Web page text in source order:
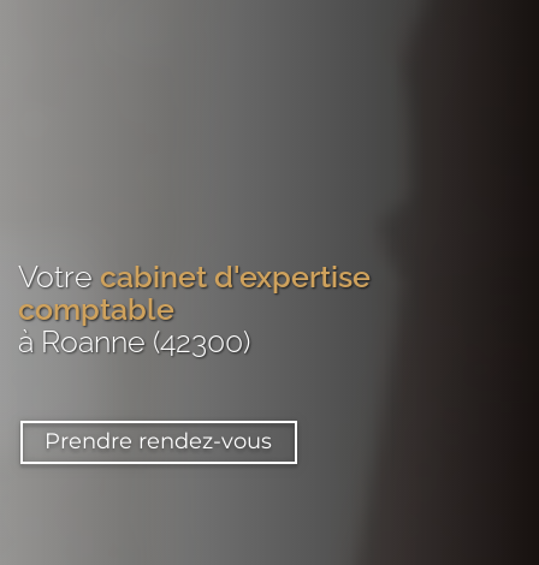
Votre cabinet d'expertise
comptable
à Roanne (42300)
Prendre rendez-vous